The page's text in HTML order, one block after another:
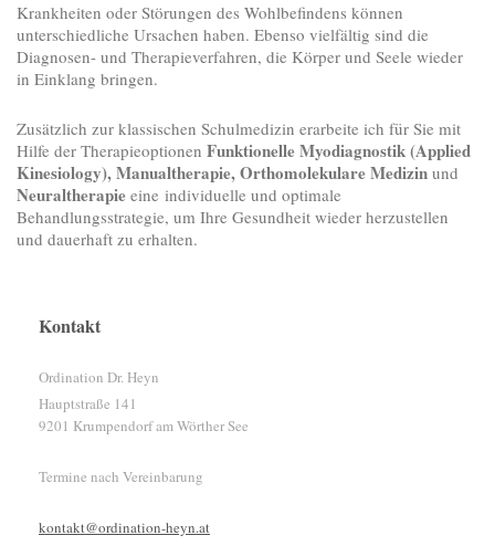
Krankheiten oder Störungen des Wohlbefindens können
unterschiedliche Ursachen haben. Ebenso vielfältig sind die
Diagnosen- und Therapieverfahren, die Körper und Seele wieder
in Einklang bringen.
Zusätzlich zur klassischen Schulmedizin erarbeite ich für Sie mit
Hilfe der Therapieoptionen Funktionelle Myodiagnostik (Applied
Kinesiology), Manualtherapie, Orthomolekulare Medizin und
Neuraltherapie eine individuelle und optimale
Behandlungsstrategie, um Ihre Gesundheit wieder herzustellen
und dauerhaft zu erhalten.
Kontakt
Ordination Dr. Heyn
Hauptstraße 141
9201 Krumpendorf am Wörther See
Termine nach Vereinbarung
kontakt@ordination-heyn.at